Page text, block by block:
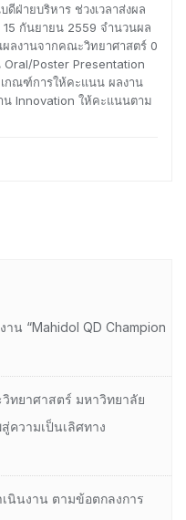
ฝ่ายบริหาร ช่วงเวลาส่งผล
15 กันยายน 2559 จำนวนผล
ผลงานจากคณะวิทยาศาสตร์ 0
Oral/Poster Presentation
กณฑ์การให้คะแนน ผลงาน
Innovation ให้คะแนนตาม
น “Mahidol QD Champion
ยาศาสตร์ มหาวิทยาลัย
ความเป็นเลิศทาง
นินงาน ตามข้อตกลงการ